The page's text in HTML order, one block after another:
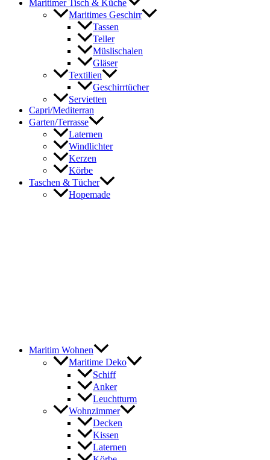
Maritimer Tisch & Küche
Maritimes Geschirr
Tassen
Teller
Müslischalen
Gläser
Textilien
Geschirrtücher
Servietten
Capri/Mediterran
Garten/Terrasse
Laternen
Windlichter
Kerzen
Körbe
Taschen & Tücher
Hopemade
Maritim Wohnen
Maritime Deko
Schiff
Anker
Leuchtturm
Wohnzimmer
Decken
Kissen
Laternen